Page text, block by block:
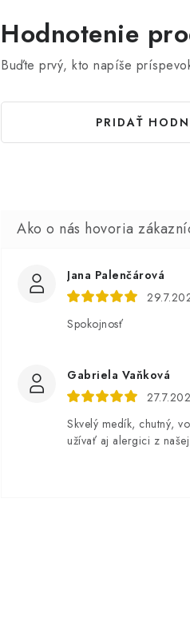
Hodnotenie
Buďte prvý, kto napíše
PRIDAŤ
Jana Palenčárová
Spokojnosť
Gabriela Vaňková
Skvelý medík, chutný,
užívať aj alergici z